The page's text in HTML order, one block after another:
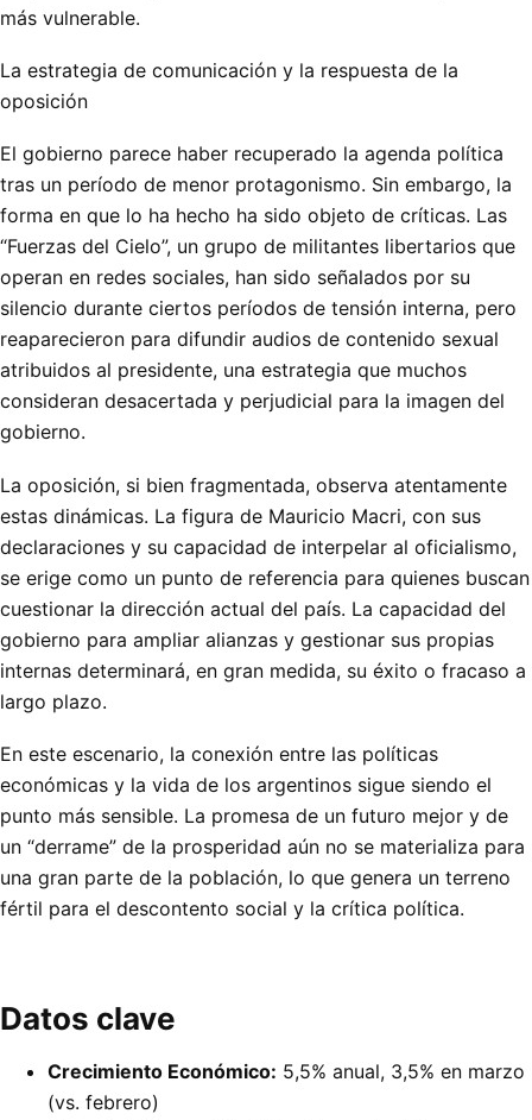
más vulnerable.
La estrategia de comunicación y la respuesta de la
oposición
El gobierno parece haber recuperado la agenda política
tras un período de menor protagonismo. Sin embargo, la
forma en que lo ha hecho ha sido objeto de críticas. Las
“Fuerzas del Cielo”, un grupo de militantes libertarios que
operan en redes sociales, han sido señalados por su
silencio durante ciertos períodos de tensión interna, pero
reaparecieron para difundir audios de contenido sexual
atribuidos al presidente, una estrategia que muchos
consideran desacertada y perjudicial para la imagen del
gobierno.
La oposición, si bien fragmentada, observa atentamente
estas dinámicas. La figura de Mauricio Macri, con sus
declaraciones y su capacidad de interpelar al oficialismo,
se erige como un punto de referencia para quienes buscan
cuestionar la dirección actual del país. La capacidad del
gobierno para ampliar alianzas y gestionar sus propias
internas determinará, en gran medida, su éxito o fracaso a
largo plazo.
En este escenario, la conexión entre las políticas
económicas y la vida de los argentinos sigue siendo el
punto más sensible. La promesa de un futuro mejor y de
un “derrame” de la prosperidad aún no se materializa para
una gran parte de la población, lo que genera un terreno
fértil para el descontento social y la crítica política.
Datos clave
Crecimiento Económico: 5,5% anual, 3,5% en marzo
(vs. febrero)